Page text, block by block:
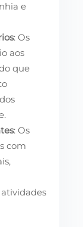
e
: Os
aos
que
: Os
com